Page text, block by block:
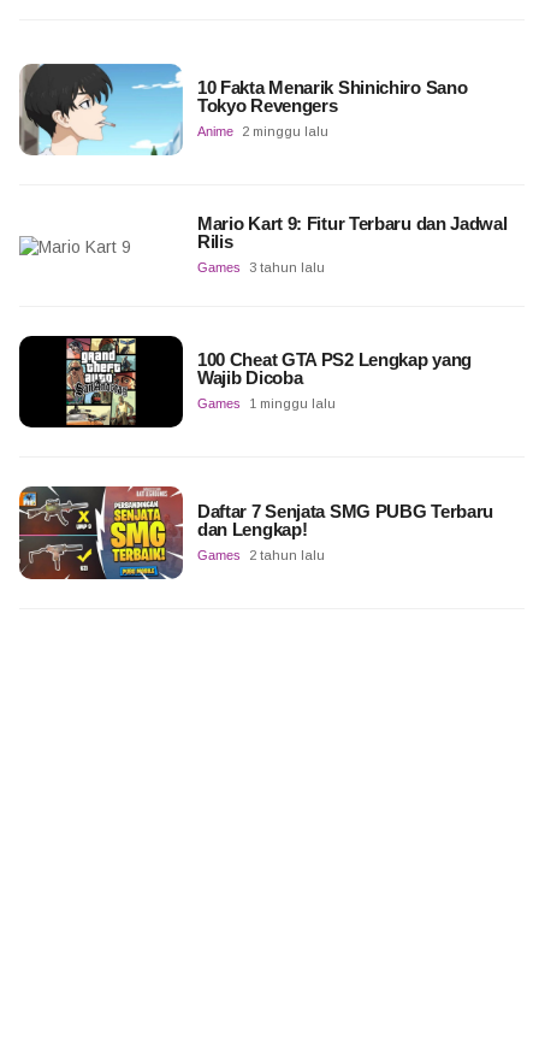
10 Fakta Menarik Shinichiro Sano
Tokyo Revengers
Anime 2 minggu lalu
Mario Kart 9: Fitur Terbaru dan Jadwal
Rilis
Games 3 tahun lalu
100 Cheat GTA PS2 Lengkap yang
Wajib Dicoba
Games 1 minggu lalu
Daftar 7 Senjata SMG PUBG Terbaru
dan Lengkap!
Games 2 tahun lalu